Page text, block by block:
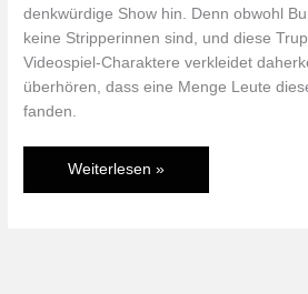
denkwürdige Show hin. Denn obwohl
keine Stripperinnen sind, und diese
Videospiel-Charaktere verkleidet
überhören, dass eine Menge Leute
fanden.
Bad
Girl,
Weiterlesen »